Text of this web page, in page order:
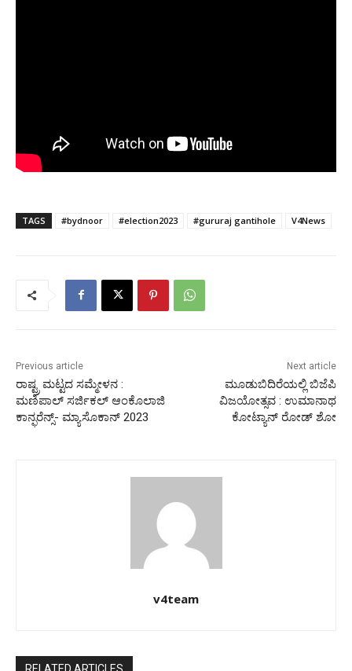
TAGS #bydnoor #election2023 #gururaj gantihole V4News
Previous article
ರಾಷ್ಟ್ರ ಮಟ್ಟದ ಸಮ್ಮೇಳನ :
ಮಣಿಪಾಲ್ ಸರ್ಜಿಕಲ್ ಆಂಕೊಲಾಜಿ
ಕಾನ್ಫರೆನ್ಸ್- ಮ್ಯಾಸೊಕಾನ್ 2023
Next article
ಮೂಡುಬಿದಿರೆಯಲ್ಲಿ ಬಿಜೆಪಿ
ವಿಜಯೋತ್ಸವ : ಉಮಾನಾಥ
ಕೋಟ್ಯಾನ್ ರೋಡ್ ಶೋ
v4team
RELATED ARTICLES